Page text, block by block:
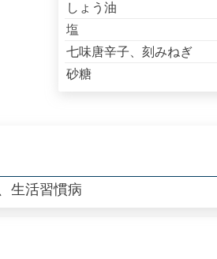
しょう油
塩
七味唐辛子、刻みねぎ
砂糖
生活習慣病